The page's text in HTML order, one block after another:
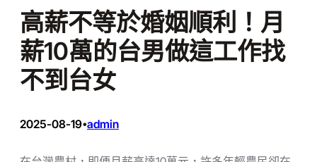
高薪不等於婚姻順利！月
薪10萬的台男做這工作找
不到台女
2025-08-19•admin